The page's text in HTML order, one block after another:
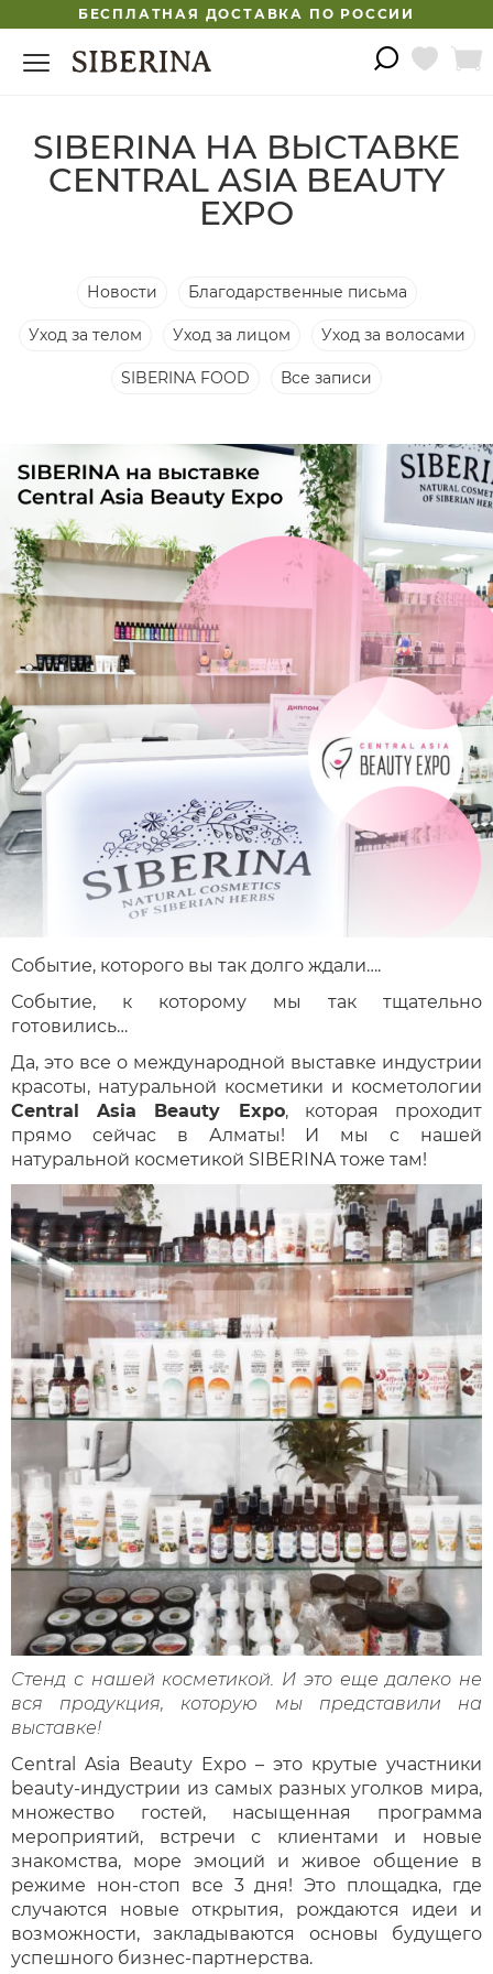
БЕСПЛАТНАЯ ДОСТАВКА ПО РОССИИ
SIBERINA НА ВЫСТАВКЕ
CENTRAL ASIA BEAUTY
EXPO
Новости Благодарственные письма
Уход за телом Уход за лицом Уход за волосами
SIBERINA FOOD Все записи
Событие, которого вы так долго ждали….
Событие, к которому мы так тщательно
готовились…
Да, это все о международной выставке индустрии
красоты, натуральной косметики и косметологии
Central
Asia Beauty Expo, которая проходит
прямо сейчас в Алматы! И мы с нашей
натуральной косметикой SIBERINA тоже там!
Стенд с нашей косметикой. И это еще далеко не
вся продукция, которую мы представили на
выставке!
Central Asia Beauty Expo – это крутые участники
beauty-индустрии из самых разных уголков мира,
множество гостей, насыщенная программа
мероприятий, встречи с клиентами и новые
знакомства, море эмоций и живое общение в
режиме нон-стоп все 3 дня! Это площадка, где
случаются новые открытия, рождаются идеи и
возможности, закладываются основы будущего
успешного бизнес-партнерства.